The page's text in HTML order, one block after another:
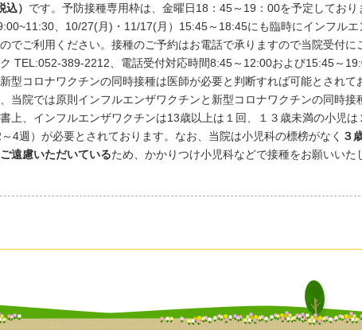
） です。予防接種専用枠は、金曜日18：45～19：00を予定しており
、10/27(月)・11/17(月）15:45～18:45にも臨時にインフルエ
でご利用ください。接種のご予約はお電話で承りますので当院受付に
TEL:052-389-2212、電話受付対応時間8:45～12:00および15:45～
型コロナワクチンの同時接種は医師が必要と判断すれば可能とされて
当院では原則インフルエンザワクチンと新型コロナワクチンの同時接
上、インフルエンザワクチンは13歳以上は１回、１３歳未満の小児は
4週）が必要とされております。なお、当院は小児科の標榜がなく ３
遠慮いただいているため、かかりつけ小児科などで接種をお願いいた